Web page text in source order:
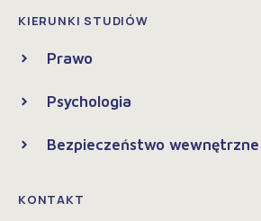
KIERUNKI STUDIÓW
Prawo
Psychologia
Bezpieczeństwo wewnętrzne
KONTAKT